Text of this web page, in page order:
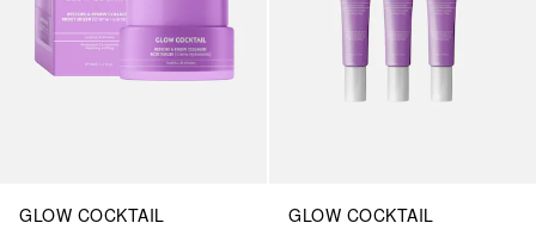
GLOW COCKTAIL
GLOW COCKTAIL